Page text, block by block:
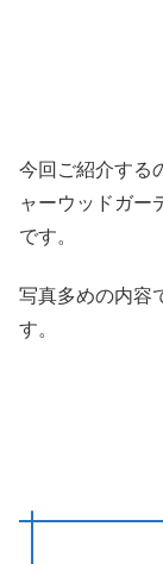
今回ご紹介する
ャーウッドガー
です。
写真多めの内容
す。